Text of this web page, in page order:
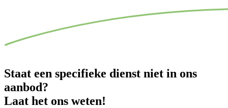
Staat een specifieke dienst niet in ons
aanbod?
Laat het ons weten!